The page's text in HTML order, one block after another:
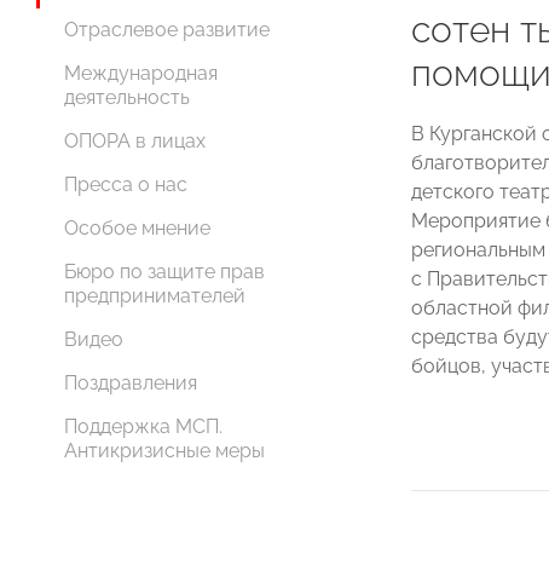
Отраслевое развитие
Международная
деятельность
ОПОРА в лицах
Пресса о нас
Особое мнение
Бюро по защите прав
предпринимателей
Видео
Поздравления
Поддержка МСП.
Антикризисные меры
сотен
В Курганской
детского
Мероприятие
с
областной
средства
бойцов,